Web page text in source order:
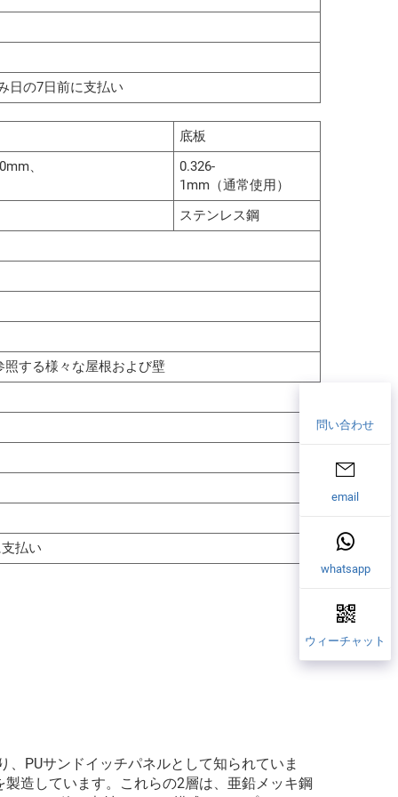
日の7日前に支払い
底板
、
0.326-
1mm（通常使用）
ステンレス鋼
する様々な屋根および壁
払い
PUサンドイッチパネルとして知られていま
造しています。これらの2層は、亜鉛メッキ鋼
問い合わせ
email
whatsapp
ウィーチャット